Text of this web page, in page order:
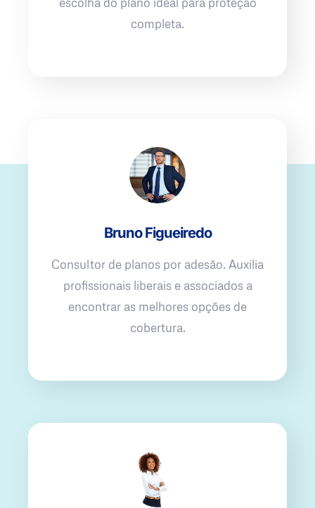
completa.
Bruno Figueiredo
Consultor de planos por adesão. Auxilia
profissionais liberais e associados a
encontrar as melhores opções de
cobertura.